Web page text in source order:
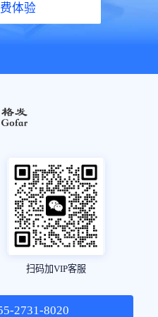
体验
扫码加VIP客服
2731-8020